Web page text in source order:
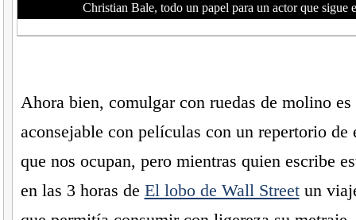
Christian Bale, todo un papel para un actor que sigue
Ahora bien, comulgar con ruedas de molino
aconsejable con películas con un repertorio de
que nos ocupan, pero mientras quien escribe
en las 3 horas de El lobo de Wall Streetun